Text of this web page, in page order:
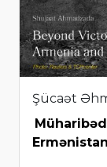
Şücaət